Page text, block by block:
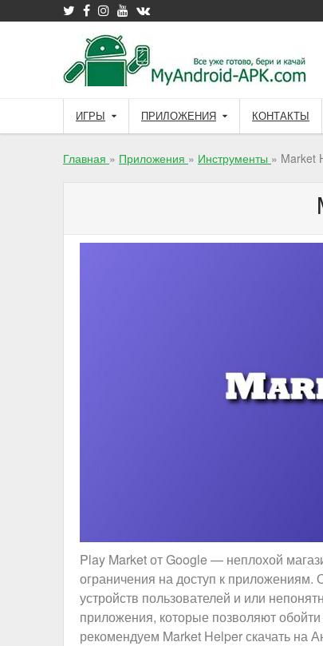
to
ИГРЫ ПРИЛОЖЕНИЯ КОНТАКТЫ
Главная » Приложения » Инструменты » Market
Play Market от Google — неплохой
ограничения на доступ к приложениям.
устройств пользователей и или
приложения, которые позволяют
рекомендуем Market Helper скачать на